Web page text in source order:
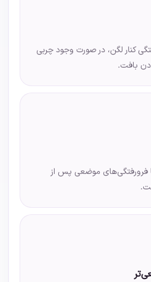
کنار لگن، در صورت وجود چربی
بافت.
موضعی پس از